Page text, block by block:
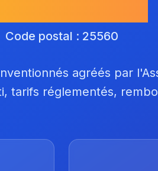
Code postal : 25560
agréés par
tarifs réglementés,